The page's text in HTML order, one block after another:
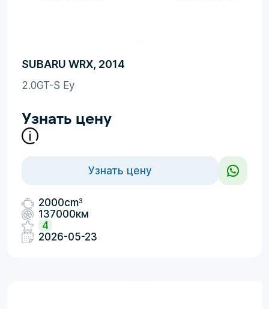
SUBARU WRX, 2014
2.0GT-S Ey
Узнать цену
Узнать цену
2000cm3
137000км
4
2026-05-23